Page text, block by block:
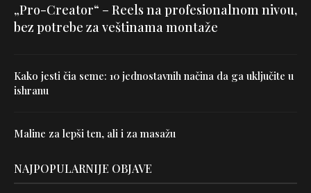
„Pro-Creator“ – Reels na profesionalnom nivou,
bez potrebe za veštinama montaže
Kako jesti čia seme: 10 jednostavnih načina da ga uključite u
ishranu
Maline za lepši ten, ali i za masažu
NAJPOPULARNIJE OBJAVE